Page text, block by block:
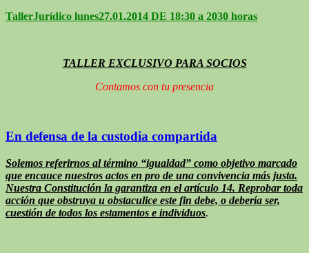
TallerJurídico lunes27.01.2014 DE 18:30 a 2030 horas
TALLER EXCLUSIVO PARA SOCIOS
Contamos con tu presencia
En defensa de la custodia compartida
Solemos referirnos al término “igualdad” como objetivo marcado
que encauce nuestros actos en pro de una convivencia más justa.
Nuestra Constitución la garantiza en el artículo 14. Reprobar toda
acción que obstruya u obstaculice este fin debe, o debería ser,
cuestión de todos los estamentos e individuos.